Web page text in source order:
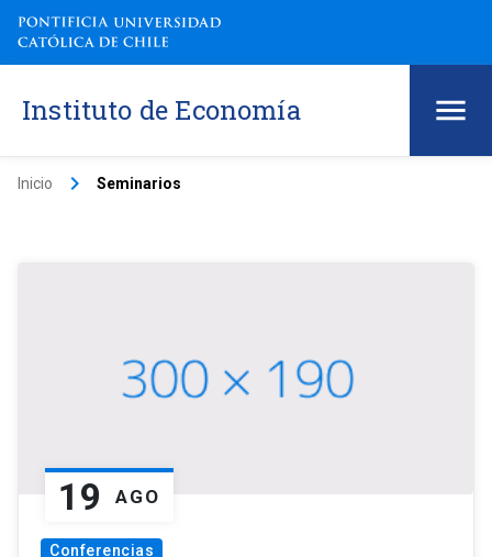
Instituto de Economía
Inicio keyboard_arrow_right Seminarios
19 AGO
Conferencias